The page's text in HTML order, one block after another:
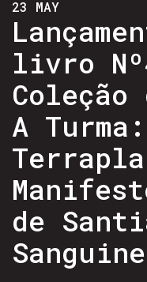
23 MAY
livro
A Turma:
de